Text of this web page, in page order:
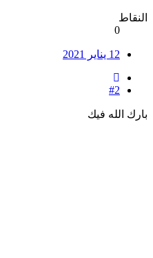
النقاط
0
12 يناير 2021
#2
بارك الله فيك